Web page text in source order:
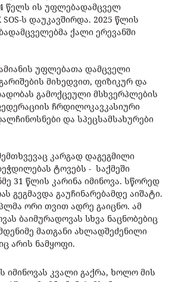
წელს ის უფლებადამცველ
SOS-ს დაუკავშირდა. 2025 წლის
ქალი ერევანში
უფლებათა დამცველი
მიხედვით, ფიზიკურ და
გამოქცეული მსხვერპლების
ჩრდილოკავკასიური
და სპეცსამსახურები
კარგად დაგეგმილი
ტოვებს - საქმეში
31 წლის კარინა იმინოვა. სწორედ
გეგმავდა გაუჩინარებამდე აიშატი.
ორი თვით ადრე გაიცნო. ამ
ბაიმურადოვას სხვა ნაცნობებიც
მათგანი ახლადშეძენილი
არის ნამყოფი.
იმინოვას კვალი გაქრა, ხოლო მის